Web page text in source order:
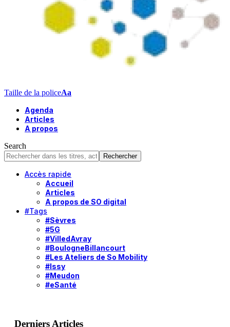
Taille de la policeAa
Agenda
Articles
A propos
Search
Accès rapide
Accueil
Articles
A propos de SO digital
#Tags
#Sèvres
#5G
#VilledAvray
#BoulogneBillancourt
#Les Ateliers de So Mobility
#Issy
#Meudon
#eSanté
Derniers Articles